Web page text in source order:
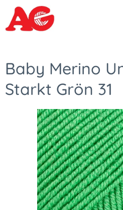
Baby Merino
Starkt Grön 31